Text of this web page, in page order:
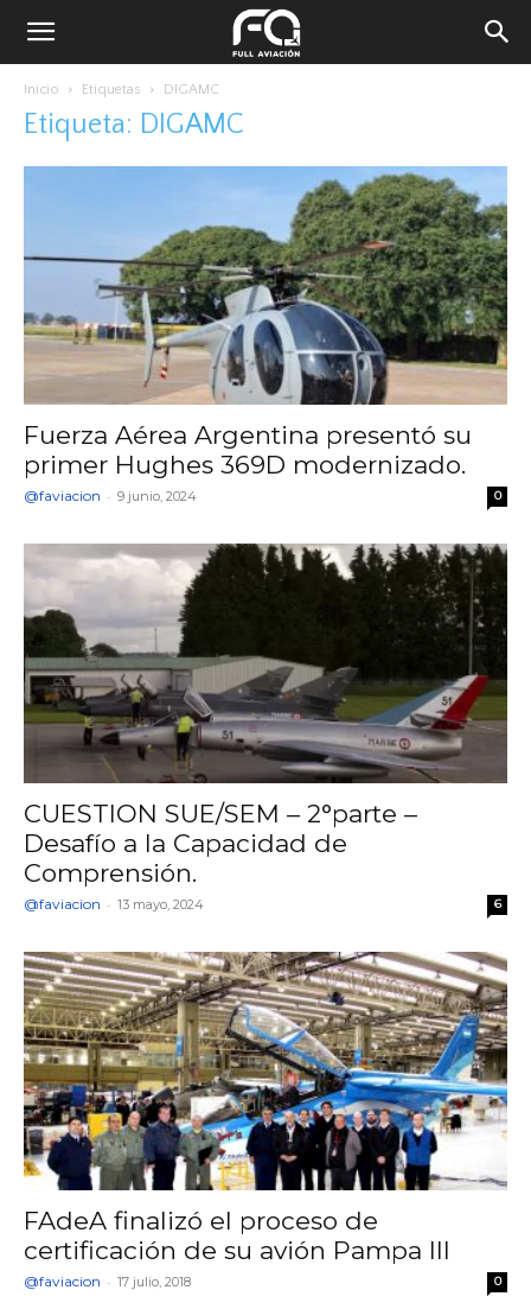
Inicio Etiquetas DIGAMC
Etiqueta: DIGAMC
Fuerza Aérea Argentina presentó su
primer Hughes 369D modernizado.
@faviacion - 9 junio, 2024 0
CUESTION SUE/SEM – 2°parte –
Desafío a la Capacidad de
Comprensión.
@faviacion - 13 mayo, 2024 6
FAdeA finalizó el proceso de
certificación de su avión Pampa III
@faviacion - 17 julio, 2018 0